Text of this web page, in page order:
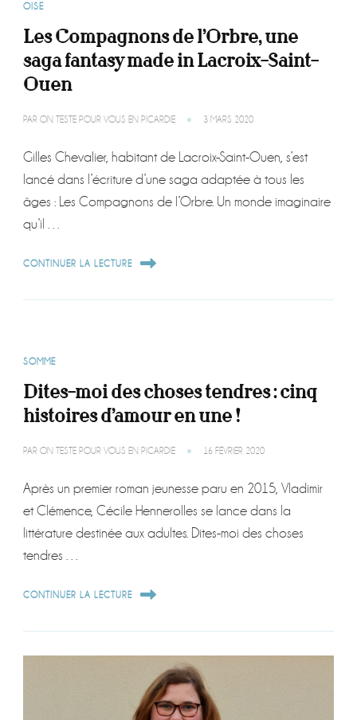
OISE
Les Compagnons de l’Orbre, une
saga fantasy made in Lacroix-Saint-
Ouen
PAR ON TESTE POUR VOUS EN PICARDIE 3 MARS 2020
Gilles Chevalier, habitant de Lacroix-Saint-Ouen, s’est
lancé dans l’écriture d’une saga adaptée à tous les
âges : Les Compagnons de l’Orbre. Un monde imaginaire
qu’il …
CONTINUER LA LECTURE
SOMME
Dites-moi des choses tendres : cinq
histoires d’amour en une !
PAR ON TESTE POUR VOUS EN PICARDIE 16 FÉVRIER 2020
Après un premier roman jeunesse paru en 2015, Vladimir
et Clémence, Cécile Hennerolles se lance dans la
littérature destinée aux adultes. Dites-moi des choses
tendres …
CONTINUER LA LECTURE